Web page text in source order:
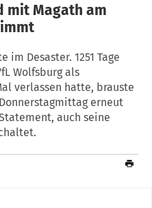
mit Magath am
im Desaster. 1251 Tage
Wolfsburg als
verlassen hatte, brauste
erneut
auch seine